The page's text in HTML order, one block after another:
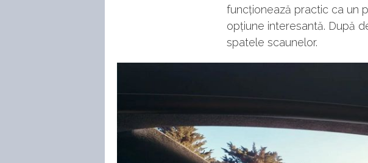
funcționează practic ca un
opțiune interesantă. După
spatele scaunelor.